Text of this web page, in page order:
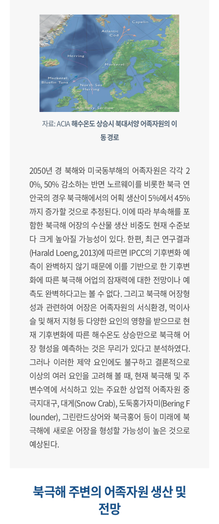
자료: ACIA해수온도 상승시 북대서양 어족자원의 이
동 경로
2050년 경 북해와 미국동부해의 어족자원은 각각 2
0%, 50% 감소하는 반면 노르웨이를 비롯한 북극 연
안국의 경우 북극해에서의 어획 생산이 5%에서 45%
까지 증가할 것으로 추정된다. 이에 따라 부속해를 포
함한 북극해 어장의 수산물 생산 비중도 현재 수준보
다 크게 높아질 가능성이 있다. 한편, 최근 연구결과
(Harald Loeng, 2013)에 따르면 IPCC의 기후변화 예
측이 완벽하지 않기 때문에 이를 기반으로 한 기후변
화에 따른 북극해 어업의 잠재력에 대한 전망이나 예
측도 완벽하다고는 볼 수 없다. 그리고 북극해 어장형
성과 관련하여 어장은 어족자원의 서식환경, 먹이사
슬 및 해저 지형 등 다양한 요인의 영향을 받으므로 현
재 기후변화에 따른 해수온도 상승만으로 북극해 어
장 형성을 예측하는 것은 무리가 있다고 분석하였다.
그러나 이러한 제약 요인에도 불구하고 결론적으로
이상의 여러 요인을 고려해 볼 때, 현재 북극해 및 주
변수역에 서식하고 있는 주요한 상업적 어족자원 중
극지대구, 대게(Snow Crab), 도둑홍가자미(Bering F
lounder), 그린란드상어와 북극홍어 등이 미래에 북
극해에 새로운 어장을 형성할 가능성이 높은 것으로
예상된다.
북극해 주변의 어족자원 생산 및
전망